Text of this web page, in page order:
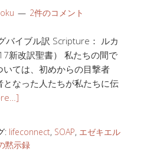
2件のコメント
バイブル訳 Scripture： ルカ
改訳聖書） 私たちの間で
ては、初めからの目撃者
なった人たちが私たちに伝
: lifeconnect, SOAP, エゼキエル
黙示録